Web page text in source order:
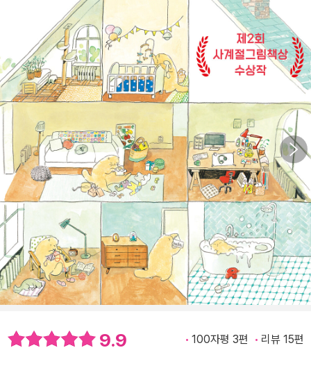
9.9 100자평 3편 리뷰 15편